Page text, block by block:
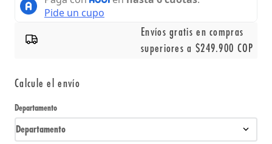
Envíos gratis en compras
superiores a $249.900 COP
Calcule el envío
Departamento
Departamento